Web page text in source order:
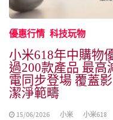
優惠行情 科技玩物
小米618年中購物
過200款產品 最高
電同步登場 覆蓋
潔淨範疇
15/06/2026 小米 小米618